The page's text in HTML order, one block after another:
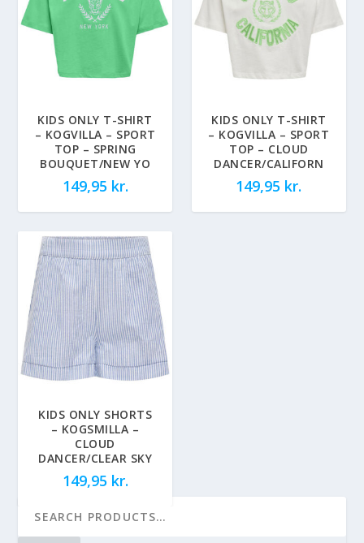
KIDS ONLY T-SHIRT
– KOGVILLA – SPORT
TOP – SPRING
BOUQUET/NEW YO
149,95 kr.
KIDS ONLY T-SHIRT
– KOGVILLA – SPORT
TOP – CLOUD
DANCER/CALIFORN
149,95 kr.
KIDS ONLY SHORTS
– KOGSMILLA –
CLOUD
DANCER/CLEAR SKY
149,95 kr.